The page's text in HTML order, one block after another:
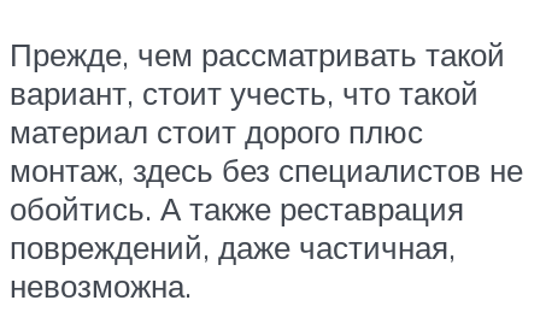
Прежде, чем рассматривать такой
вариант, стоит учесть, что такой
материал стоит дорого плюс
монтаж, здесь без специалистов не
обойтись. А также реставрация
повреждений, даже частичная,
невозможна.